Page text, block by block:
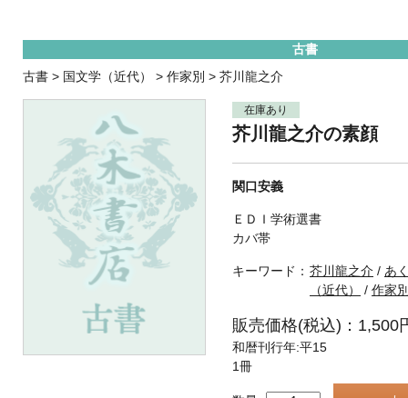
古書
古書 > 国文学（近代） > 作家別 > 芥川龍之介
在庫あり
芥川龍之介の素顔
関口安義
ＥＤＩ学術選書
カバ帯
キーワード： 芥川龍之介 / あ
（近代）
/ 作家
販売価格(税込)：1,500
和暦刊行年:平15
1冊